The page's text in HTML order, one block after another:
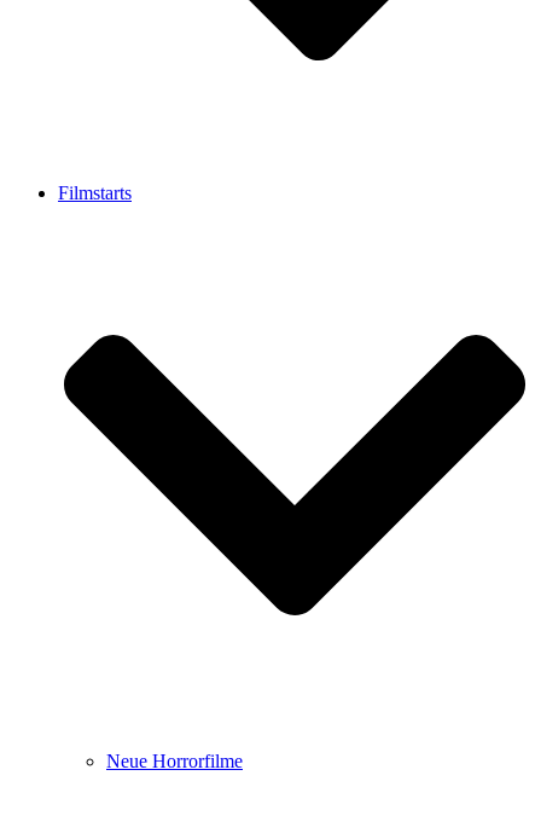
Filmstarts
Neue Horrorfilme